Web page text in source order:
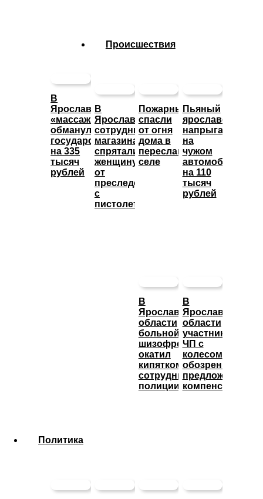
В
Ярославле
«массажистка»
обманула
государство
на 335
тысяч
рублей
Происшествия
В
Ярославле
сотрудники
магазина
спрятали
женщину
от
преследователя
с
пистолетом
Пожарные
спасли
от огня
дома в
переславском
селе
Пьяный
ярославец
напрыгал
на
чужом
автомобиле
на 110
тысяч
рублей
В
Ярославской
области
больной
шизофренией
окатил
кипятком
сотрудника
полиции
В
Ярославской
области
участникам
ЧП с
колесом
обозрения
предложили
компенсацию
Политика